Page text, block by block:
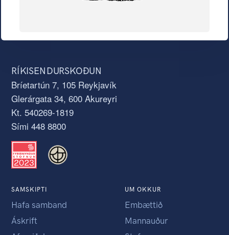
RÍKISENDURSKOÐUN
Bríetartún 7, 105 Reykjavík
Glerárgata 34, 600 Akureyri
Kt. 540269-1819
Sími 448 8800
SAMSKIPTI
Hafa samband
Áskrift
UM OKKUR
Embættið
Mannauður